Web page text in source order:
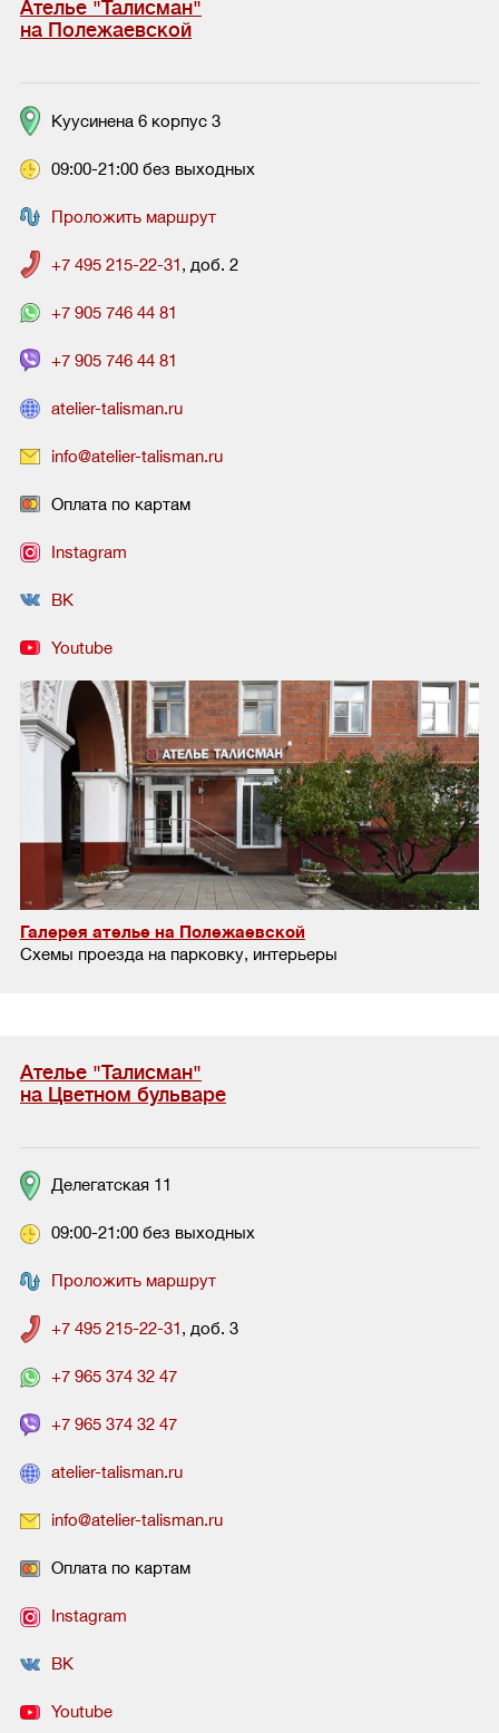
Ателье "Талисман"
на Полежаевской
Куусинена 6 корпус 3
09:00-21:00 без выходных
Проложить маршрут
+7 495 215-22-31, доб. 2
+7 905 746 44 81
+7 905 746 44 81
atelier-talisman.ru
info@atelier-talisman.ru
Оплата по картам
Instagram
ВК
Youtube
Галерея ателье на Полежаевской
Схемы проезда на парковку, интерьеры
Ателье "Талисман"
на Цветном бульваре
Делегатская 11
09:00-21:00 без выходных
Проложить маршрут
+7 495 215-22-31, доб. 3
+7 965 374 32 47
+7 965 374 32 47
atelier-talisman.ru
info@atelier-talisman.ru
Оплата по картам
Instagram
ВК
Youtube